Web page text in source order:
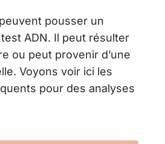
pousser un
ADN. Il peut résulter
ou peut provenir d’une
Voyons voir ici les
pour des analyses